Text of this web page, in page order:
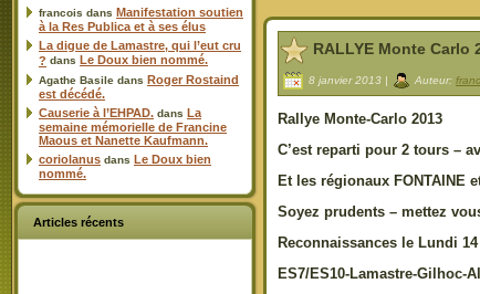
francois dans Manifestation soutien
à la Res Publica et à ses élus
La digue de Lamastre, qui l’eut cru
? dans Le Doux bien nommé.
Agathe Basile dans Roger Rostaind
est décédé.
Causerie à l’EHPAD. dans La
semaine mémorielle de Francine
Maous et Nanette Kaufmann.
coriolanus dans Le Doux bien
nommé.
Articles récents
RALLYE Monte Carlo
8 janvier 2013 | Auteur:
Rallye Monte-Carlo 2013
C’est reparti pour 2 tours –
Et les régionaux FONTAINE
Soyez prudents – mettez
Reconnaissances le Lundi
ES7/ES10-Lamastre-Gilhoc-